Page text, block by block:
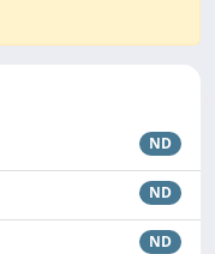
ND
ND
ND